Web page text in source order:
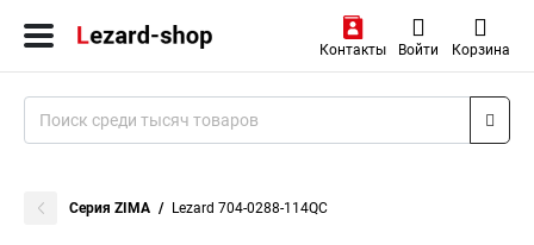
Контакты Войти Корзина
Серия ZIMA Lezard 704-0288-114QC